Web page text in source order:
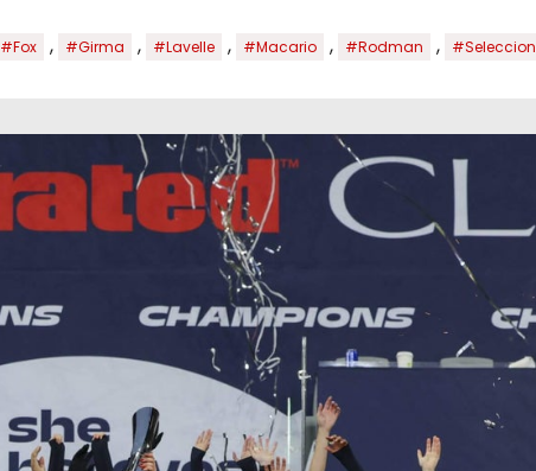
#Fox , #Girma , #Lavelle , #Macario , #Rodman ,